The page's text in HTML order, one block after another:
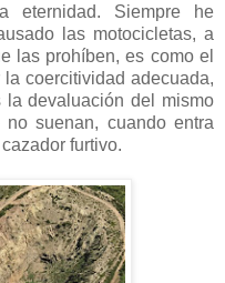
eternidad. Siempre he
las motocicletas, a
las prohíben, es como el
coercitividad adecuada,
la devaluación del mismo
suenan, cuando entra
furtivo.